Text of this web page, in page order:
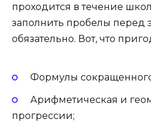
проходится в течение
заполнить пробелы перед
обязательно. Вот, что
Формулы
Арифметическая и
прогрессии;